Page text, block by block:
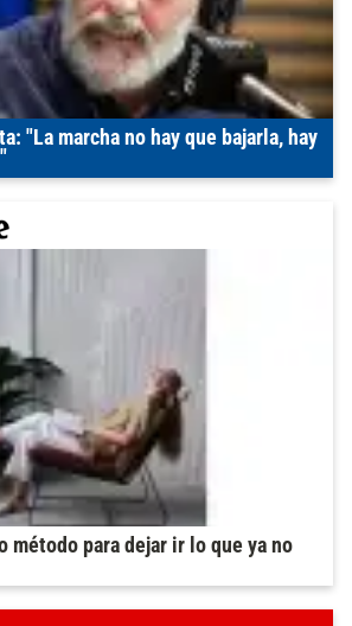
"La marcha no hay que bajarla, hay
método para dejar ir lo que ya no